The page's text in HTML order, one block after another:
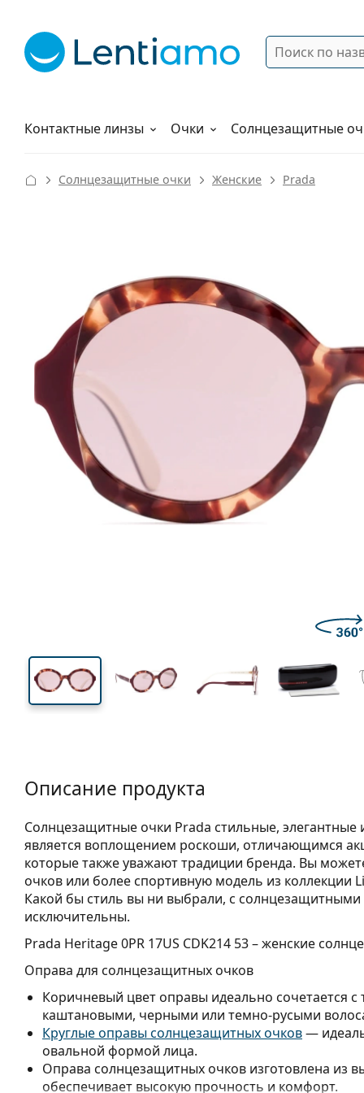
Поиск
Контактные линзы
Растворы Очки Солнцезащитные
Как заказать
Солнцезащитные очки Женские Prada
54 mm
Высота линзы
53 mm
Ширина линзы
Ширина
линзы
Описание продукта
Солнцезащитные очки Prada стильные,
является воплощением роскоши, отличающимся
которые также уважают традиции бренда. Вы
очков или более спортивную модель из коллекции
Какой бы стиль вы ни выбрали, с
исключительны.
Prada Heritage 0PR 17US CDK214 53– женские
Оправа для солнцезащитных очков
Коричневый цвет оправы идеально сочетается
каштановыми, черными или темно-русыми
Круглые оправы солнцезащитных очков—
овальной формой лица.
Оправа солнцезащитных очков изготовлена из
обеспечивает высокую прочность и комфорт.